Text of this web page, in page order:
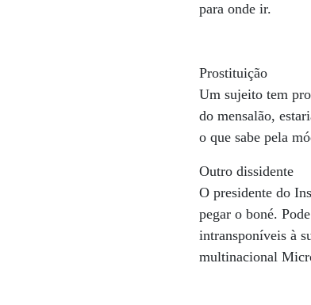
para onde ir.
Prostituição
Um sujeito tem
do mensalão,
o que sabe pela
Outro dissidente
O presidente do
pegar o boné.
intransponíveis à
multinacional